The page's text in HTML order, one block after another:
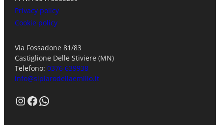
Privacy policy
Cookie policy
Via Fossadone 81/83
Castiglione Delle Stiviere (MN)
Telefono:0376 639938
info@siplarodellaemilio.it
InstagramFacebook WhatsApp